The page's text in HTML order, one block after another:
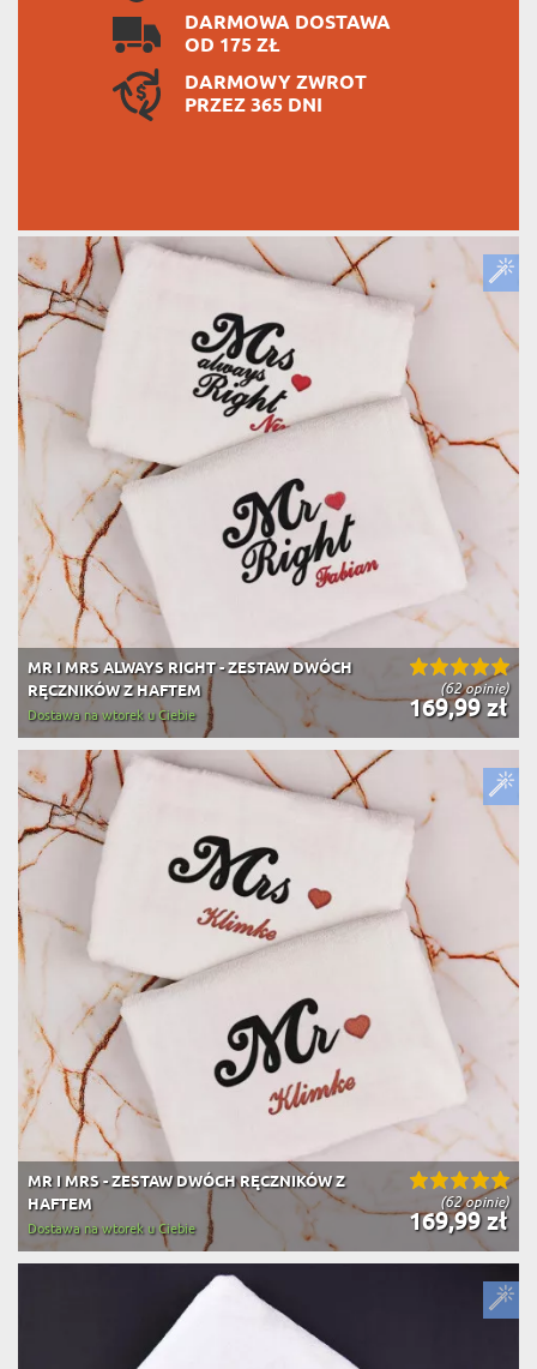
DARMOWA DOSTAWA
OD 175 ZŁ
DARMOWY ZWROT
PRZEZ 365 DNI
(62 opinie)
MR I MRS ALWAYS RIGHT - ZESTAW DWÓCH
RĘCZNIKÓW Z HAFTEM
169,99 zł
Dostawa na wtorek u Ciebie
(62 opinie)
MR I MRS - ZESTAW DWÓCH RĘCZNIKÓW Z
HAFTEM
169,99 zł
Dostawa na wtorek u Ciebie